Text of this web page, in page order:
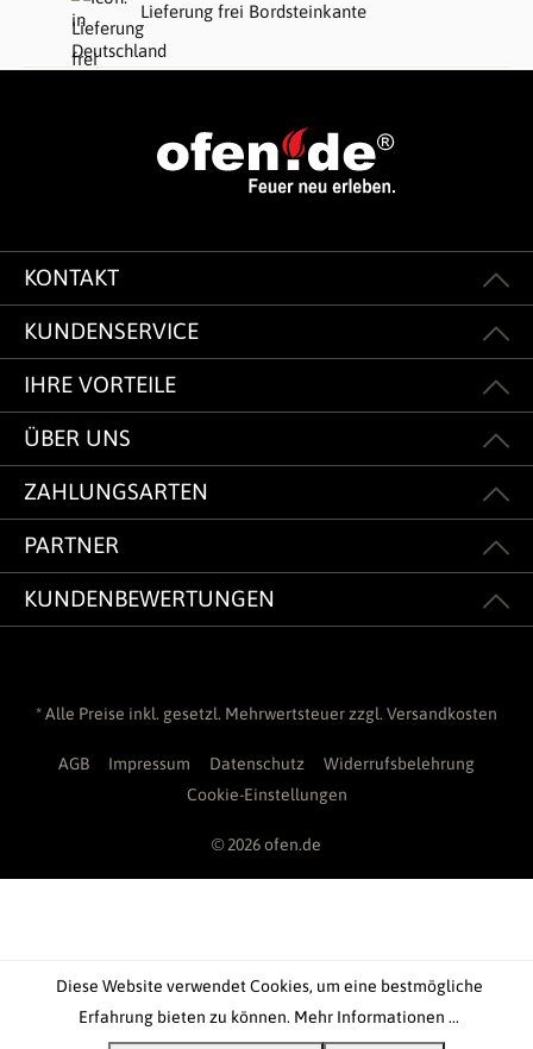
Lieferung frei Bordsteinkante
KONTAKT
KUNDENSERVICE
IHRE VORTEILE
ÜBER UNS
ZAHLUNGSARTEN
PARTNER
KUNDENBEWERTUNGEN
* Alle Preise inkl. gesetzl. Mehrwertsteuer zzgl. Versandkosten
AGB Impressum Datenschutz
Widerrufsbelehrung
Cookie-Einstellungen
© 2026 ofen.de
Diese Website verwendet Cookies, um eine bestmögliche
Erfahrung bieten zu können. Mehr Informationen ...